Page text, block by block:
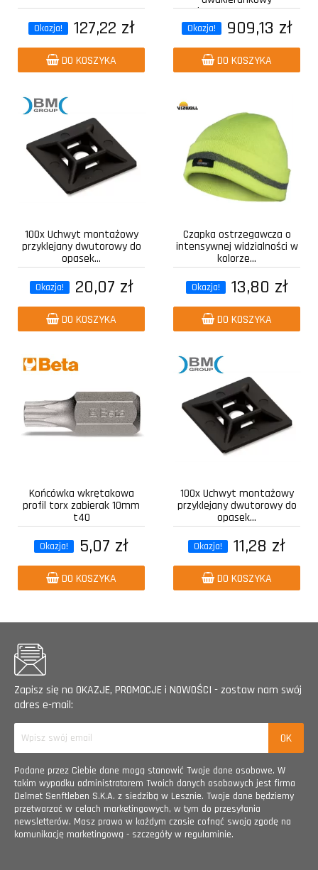
Okazja! 127,22 zł
DO KOSZYKA
kompozytowy z...
Okazja! 909,13 zł
DO KOSZYKA
100x Uchwyt montażowy
przyklejany dwutorowy do
opasek...
Okazja! 20,07 zł
DO KOSZYKA
Czapka ostrzegawcza o
intensywnej widzialności w
kolorze...
Okazja! 13,80 zł
DO KOSZYKA
Końcówka wkrętakowa
profil torx zabierak 10mm
t40
Okazja! 5,07 zł
DO KOSZYKA
100x Uchwyt montażowy
przyklejany dwutorowy do
opasek...
Okazja! 11,28 zł
DO KOSZYKA
Zapisz się na OKAZJE, PROMOCJE i NOWOŚCI - zostaw nam swój
adres e-mail:
Podane przez Ciebie dane mogą stanowić Twoje dane osobowe. W
takim wypadku administratorem Twoich danych osobowych jest firma
Delmet Senftleben S.K.A. z siedzibą w Lesznie. Twoje dane będziemy
przetwarzać w celach marketingowych, w tym do przesyłania
newsletterów. Masz prawo w każdym czasie cofnąć swoją zgodę na
komunikację marketingową - szczegóły w regulaminie.